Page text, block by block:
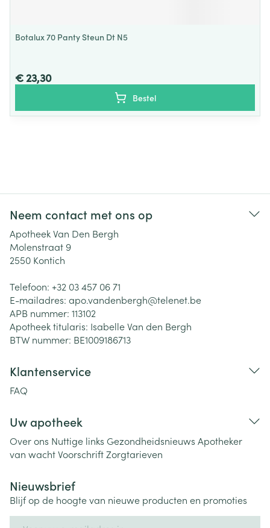
Botalux 70 Panty Steun Dt N5
€ 23,30
Bestel
Neem contact met ons op
Apotheek Van Den Bergh
Molenstraat 9
2550 Kontich
Telefoon: +32 03 457 06 71
E-mailadres: apo.vandenbergh@telenet.be
APB nummer: 113102
Apotheek titularis: Isabelle Van den Bergh
BTW nummer: BE1009186713
Klantenservice
FAQ
Uw apotheek
Over ons Nuttige links Gezondheidsnieuws Apotheker
van wachtVoorschriftZorgtarieven
Nieuwsbrief
Blijf op de hoogte van nieuwe producten en promoties